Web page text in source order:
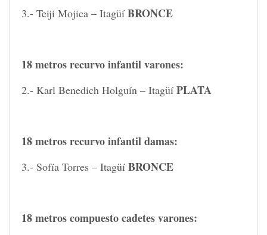
3.- Teiji Mojica – Itagüí BRONCE
18 metros recurvo infantil varones:
2.- Karl Benedich Holguín – Itagüí PLATA
18 metros recurvo infantil damas:
3.- Sofía Torres – Itagüí BRONCE
18 metros compuesto cadetes varones: